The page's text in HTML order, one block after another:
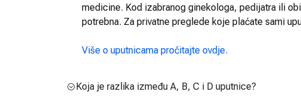
medicine. Kod izabranog ginekologa, pedijatra ili
potrebna. Za privatne preglede koje plaćate sami
Više o uputnicama pročitajte ovdje.
Koja je razlika između A, B, C i D uputnice?